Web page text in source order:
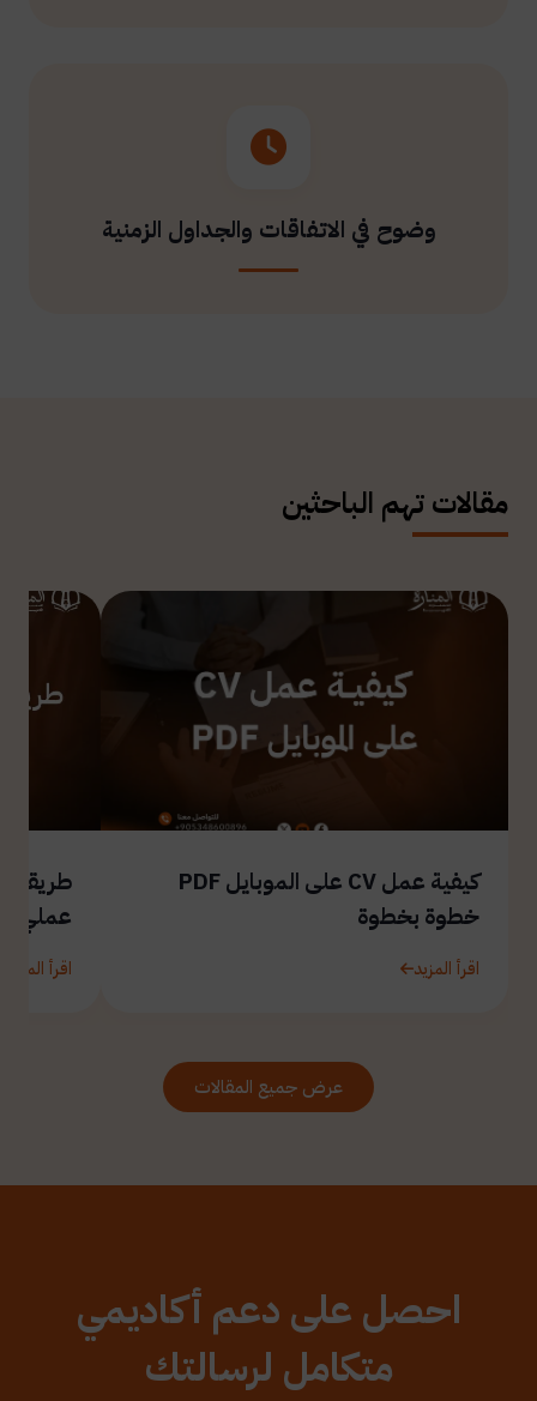
وضوح في الاتفاقات والجداول الزمنية
مقالات تهم الباحثين
كيفية عمل CV على الموبايل PDF
خطوة بخطوة
اقرأ المزيد
طريقة
عملي
اقرأ المزيد
عرض جميع المقالات
احصل على دعم أكاديمي
متكامل لرسالتك